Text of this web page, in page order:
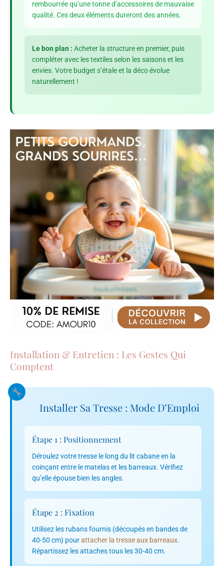
rembourrée qu’une tonne d’accessoires de mauvaise
qualité. Ces deux éléments dureront des années.
Le bon plan : Acheter la structure en premier, puis
compléter avec les textiles selon les saisons et les
envies. Votre budget s’étale et la déco évolue
naturellement !
Installation & Entretien : Les Gestes Qui
Comptent
Installer Sa Tresse : Mode D’Emploi
Étape 1 : Positionnement
Déroulez votre tresse le long du lit cabane en la
coinçant entre le matelas et les barreaux. Vérifiez
qu’elle épouse bien les angles.
Étape 2 : Fixation
Utilisez les rubans fournis (découpés en bandes de
40-50 cm) pourattacher la tresse aux barreaux.
Répartissez les attaches tous les 30-40 cm.